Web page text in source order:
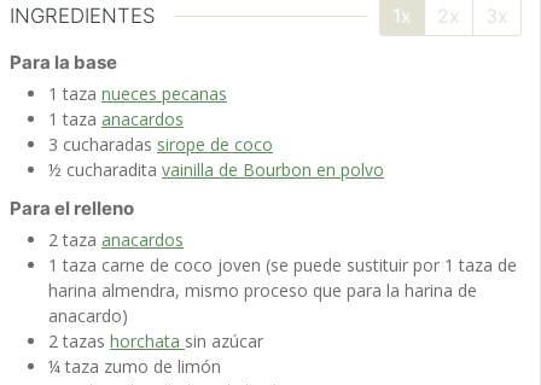
INGREDIENTES 1x 2x 3x
Para la base
1 taza nueces pecanas
1 taza anacardos
3 cucharadas sirope de coco
½ cucharadita vainilla de Bourbon en polvo
Para el relleno
2 taza anacardos
1 taza carne de coco joven (se puede sustituir por 1 taza de
harina almendra, mismo proceso que para la harina de
anacardo)
2 tazas horchata sin azúcar
¼ taza zumo de limón